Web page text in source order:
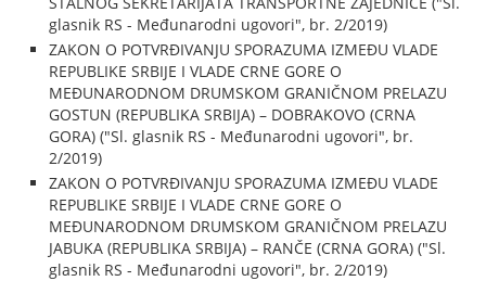
glasnik RS - Međunarodni ugovori", br. 2/2019)
ZAKON O POTVRĐIVANJU SPORAZUMA IZMEĐU VLADE
REPUBLIKE SRBIJE I VLADE CRNE GORE O
MEĐUNARODNOM DRUMSKOM GRANIČNOM PRELAZU
GOSTUN (REPUBLIKA SRBIJA) – DOBRAKOVO (CRNA
GORA) ("Sl. glasnik RS - Međunarodni ugovori", br.
2/2019)
ZAKON O POTVRĐIVANJU SPORAZUMA IZMEĐU VLADE
REPUBLIKE SRBIJE I VLADE CRNE GORE O
MEĐUNARODNOM DRUMSKOM GRANIČNOM PRELAZU
JABUKA (REPUBLIKA SRBIJA) – RANČE (CRNA GORA) ("Sl.
glasnik RS - Međunarodni ugovori", br. 2/2019)